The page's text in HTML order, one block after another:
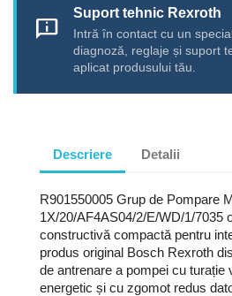
chat_info
Suport tehnic Rexroth
Intră în contact cu un
diagnoză, reglaje și suport
aplicat produsului tău.
Descriere Detalii
R901550005 Grup de Pompare
1X/20/AF4AS04/2/E/WD/1/7035
constructivă compactă pentru
produs original Bosch Rexroth
de antrenare a pompei cu turație
energetic și cu zgomot redus